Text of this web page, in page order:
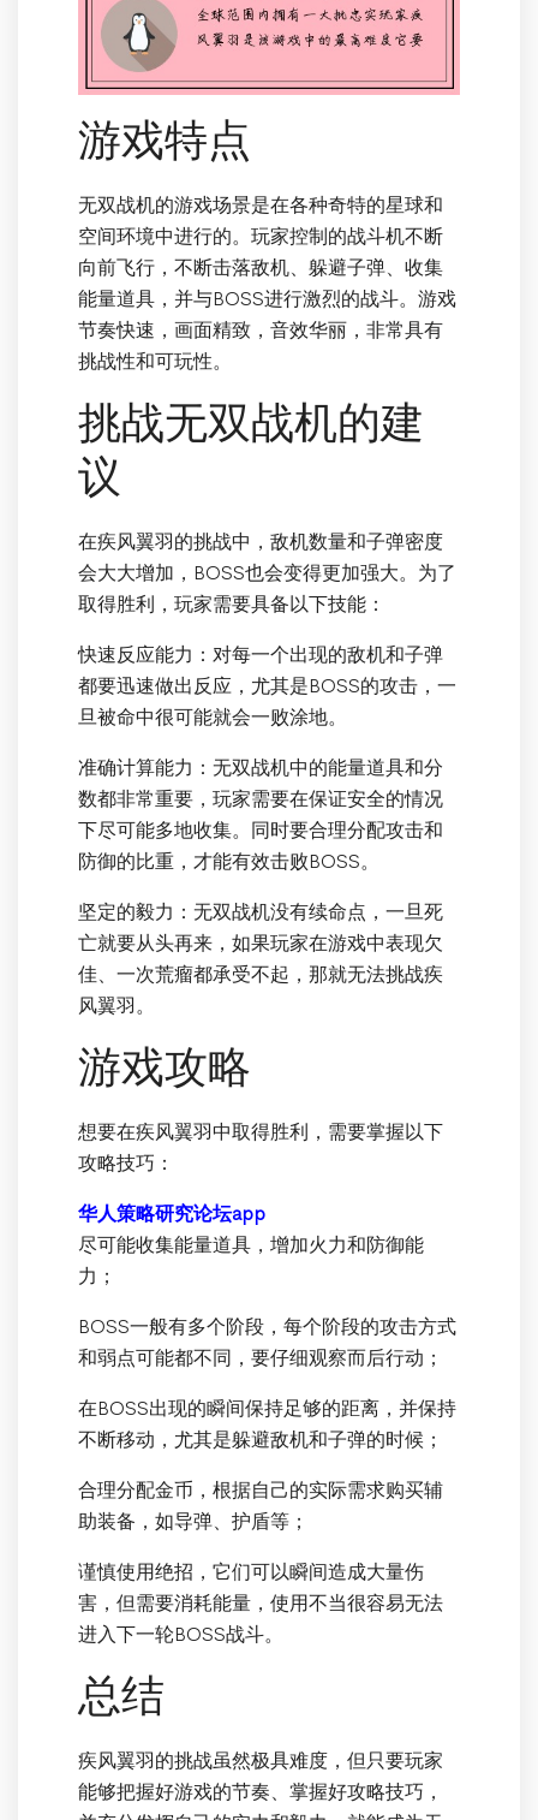
游戏特点
无双战机的游戏场景是在各种奇特的星球和
空间环境中进行的。玩家控制的战斗机不断
向前飞行，不断击落敌机、躲避子弹、收集
能量道具，并与BOSS进行激烈的战斗。游戏
节奏快速，画面精致，音效华丽，非常具有
挑战性和可玩性。
挑战无双战机的建
议
在疾风翼羽的挑战中，敌机数量和子弹密度
会大大增加，BOSS也会变得更加强大。为了
取得胜利，玩家需要具备以下技能：
快速反应能力：对每一个出现的敌机和子弹
都要迅速做出反应，尤其是BOSS的攻击，一
旦被命中很可能就会一败涂地。
准确计算能力：无双战机中的能量道具和分
数都非常重要，玩家需要在保证安全的情况
下尽可能多地收集。同时要合理分配攻击和
防御的比重，才能有效击败BOSS。
坚定的毅力：无双战机没有续命点，一旦死
亡就要从头再来，如果玩家在游戏中表现欠
佳、一次荒瘤都承受不起，那就无法挑战疾
风翼羽。
游戏攻略
想要在疾风翼羽中取得胜利，需要掌握以下
攻略技巧：
华人策略研究论坛app
尽可能收集能量道具，增加火力和防御能
力；
BOSS一般有多个阶段，每个阶段的攻击方式
和弱点可能都不同，要仔细观察而后行动；
在BOSS出现的瞬间保持足够的距离，并保持
不断移动，尤其是躲避敌机和子弹的时候；
合理分配金币，根据自己的实际需求购买辅
助装备，如导弹、护盾等；
谨慎使用绝招，它们可以瞬间造成大量伤
害，但需要消耗能量，使用不当很容易无法
进入下一轮BOSS战斗。
总结
疾风翼羽的挑战虽然极具难度，但只要玩家
能够把握好游戏的节奏、掌握好攻略技巧，